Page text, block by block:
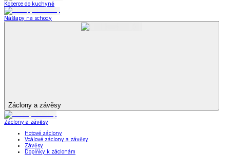
Koberce do kuchyně
Nášlapy na schody
Záclony a závěsy
Záclony a závěsy
Hotové záclony
Voálové záclony a závěsy
Závěsy
Doplňky k záclonám